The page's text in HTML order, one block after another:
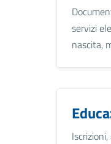
servizi
nascita,